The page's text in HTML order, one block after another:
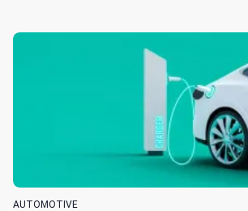
AUTOMOTIVE